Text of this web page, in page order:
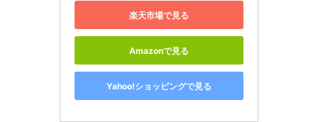
楽天市場で見る
Amazonで見る
Yahoo!ショッピングで見る